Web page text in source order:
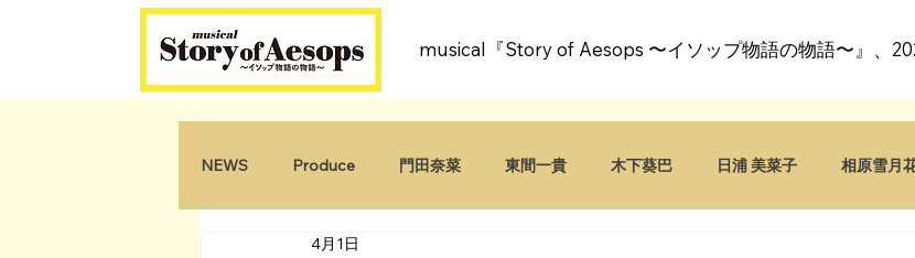
musical『Story of Aesops 〜イソップ物語の物語〜』、
NEWS Produce 門田奈菜 東間一貴 木下葵巴 日浦 美菜子 相原雪月
4月1日